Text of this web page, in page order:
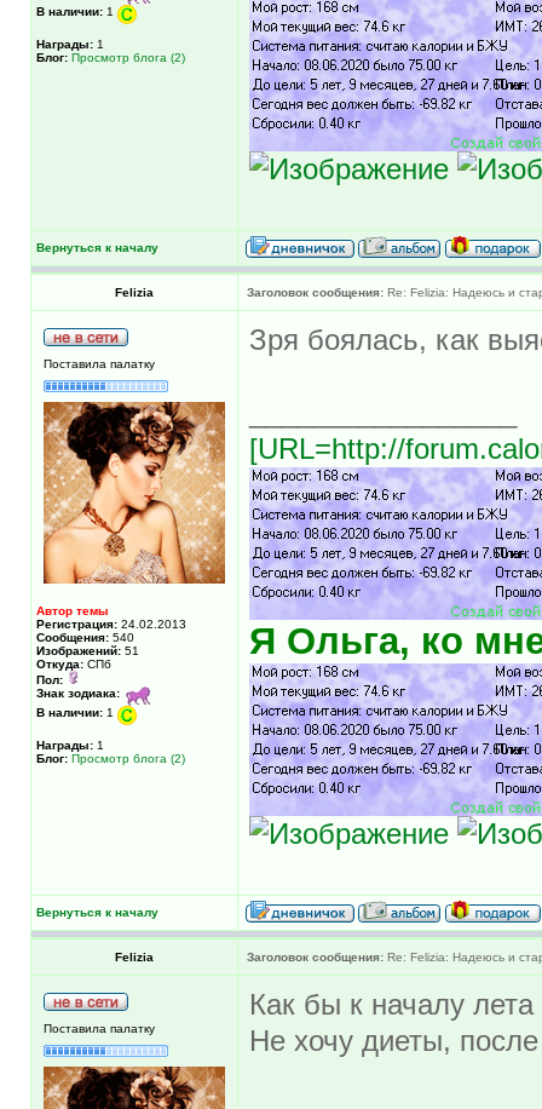
В наличии: 1
Награды: 1
Блог: Просмотр блога (2)
Вернуться к началу
Felizia Заголовок сообщения: Re: Felizia: Надеюсь и
Поставила палатку
Автор темы
Регистрация: 24.02.2013
Сообщения: 540
Изображений: 51
Откуда: СПб
Пол:
Знак зодиака:
В наличии: 1
Награды: 1
Блог: Просмотр блога (2)
Зря боялась, как
[URL=http://
Я Ольга, ко
Вернуться к началу
Felizia Заголовок сообщения: Re: Felizia: Надеюсь и
Поставила палатку
Как бы к началу
Не хочу диеты,